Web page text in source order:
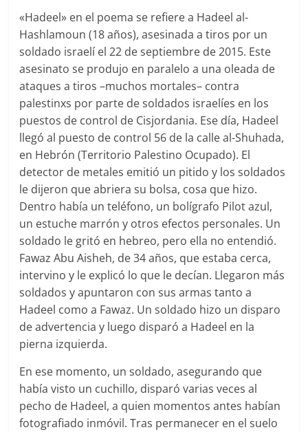
«Hadeel» en el poema se refiere a Hadeel al-
Hashlamoun (18 años), asesinada a tiros por un
soldado israelí el 22 de septiembre de 2015. Este
asesinato se produjo en paralelo a una oleada de
ataques a tiros –muchos mortales– contra
palestinxs por parte de soldados israelíes en los
puestos de control de Cisjordania. Ese día, Hadeel
llegó al puesto de control 56 de la calle al-Shuhada,
en Hebrón (Territorio Palestino Ocupado). El
detector de metales emitió un pitido y los soldados
le dijeron que abriera su bolsa, cosa que hizo.
Dentro había un teléfono, un bolígrafo Pilot azul,
un estuche marrón y otros efectos personales. Un
soldado le gritó en hebreo, pero ella no entendió.
Fawaz Abu Aisheh, de 34 años, que estaba cerca,
intervino y le explicó lo que le decían. Llegaron más
soldados y apuntaron con sus armas tanto a
Hadeel como a Fawaz. Un soldado hizo un disparo
de advertencia y luego disparó a Hadeel en la
pierna izquierda.
En ese momento, un soldado, asegurando que
había visto un cuchillo, disparó varias veces al
pecho de Hadeel, a quien momentos antes habían
fotografiado inmóvil. Tras permanecer en el suelo